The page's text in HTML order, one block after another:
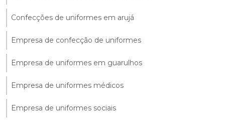
Confecções de uniformes em arujá
Empresa de confecção de uniformes
Empresa de uniformes em guarulhos
Empresa de uniformes médicos
Empresa de uniformes sociais